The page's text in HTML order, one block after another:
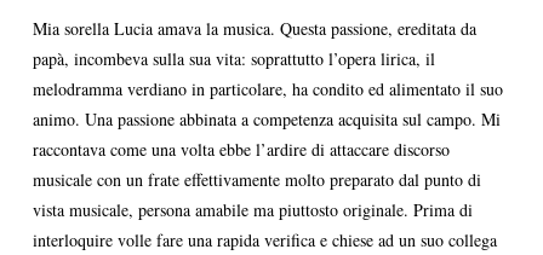
Mia sorella Lucia amava la musica. Questa passione, ereditata da
papà, incombeva sulla sua vita: soprattutto l’opera lirica, il
melodramma verdiano in particolare, ha condito ed alimentato il suo
animo. Una passione abbinata a competenza acquisita sul campo. Mi
raccontava come una volta ebbe l’ardire di attaccare discorso
musicale con un frate effettivamente molto preparato dal punto di
vista musicale, persona amabile ma piuttosto originale. Prima di
interloquire volle fare una rapida verifica e chiese ad un suo collega